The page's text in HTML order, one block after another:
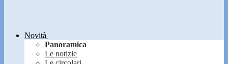
Novità
Panoramica
Le notizie